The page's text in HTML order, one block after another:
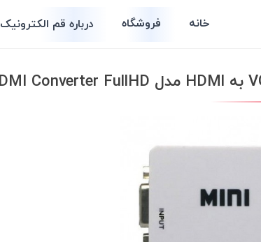
خانه فروشگاه درباره قم الکترونیک